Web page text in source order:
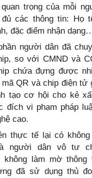
trọng của mỗi
các thông tin: Họ
đặc điểm nhận
người dân đã
so với CMND và
chứa đựng được
QR và chip điện tử
tạo cơ hội cho kẻ
đích vi phạm pháp
cao.
thực tế lại có
người dân vô tư
không làm mờ
đã sử dụng thủ